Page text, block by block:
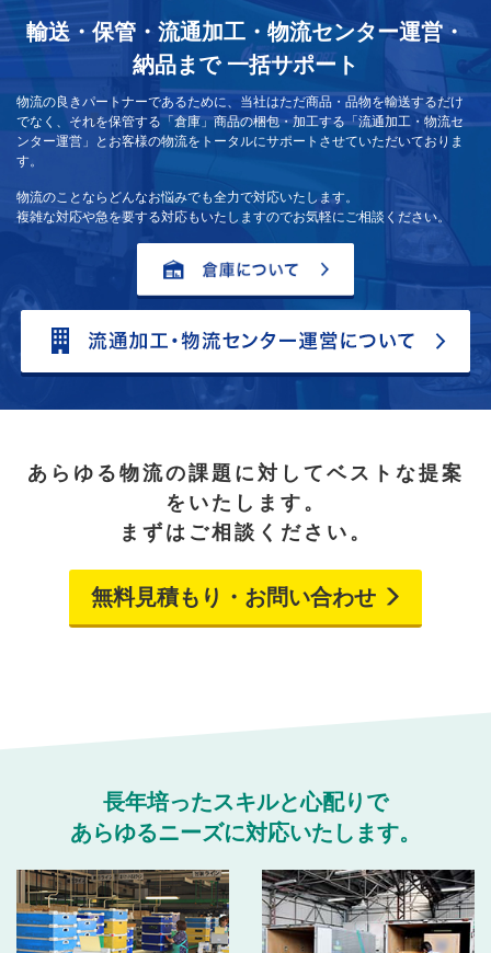
輸送・保管・流通加工・物流センター運営・
納品まで一括サポート
物流の良きパートナーであるために、当社はただ商品・品物を輸送するだけ
でなく、それを保管する「倉庫」商品の梱包・加工する「流通加工・物流セ
ンター運営」とお客様の物流をトータルにサポートさせていただいておりま
す。
物流のことならどんなお悩みでも全力で対応いたします。
複雑な対応や急を要する対応もいたしますのでお気軽にご相談ください。
あらゆる物流の課題に対してベストな提案
をいたします。
まずはご相談ください。
無料見積もり・お問い合わせ
長年培ったスキルと心配りで
あらゆるニーズに対応いたします。